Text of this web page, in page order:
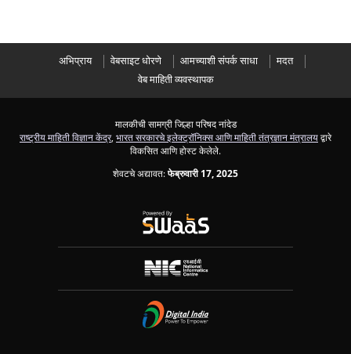
अभिप्राय वेबसाइट धोरणे आमच्याशी संपर्क साधा
मदत
वेब माहिती व्यवस्थापक
मालकीची सामग्री जिल्हा परिषद नांदेड
राष्ट्रीय माहिती विज्ञान केंद्र, भारत सरकारचे इलेक्ट्रॉनिक्स आणि माहिती तंत्रज्ञान मंत्रालयद्वारे
विकसित आणि होस्ट केलेले.
शेवटचे अद्यावत:फेब्रुवारी 17, 2025